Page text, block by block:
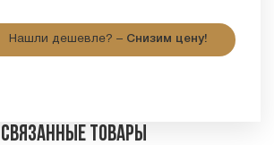
Нашли дешевле? – Снизим цену!
Связанные товары